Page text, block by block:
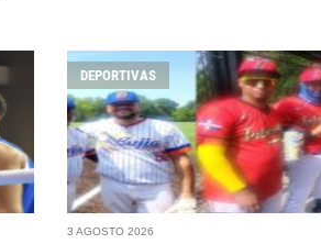
DEPORTIVAS
3 AGOSTO 2026